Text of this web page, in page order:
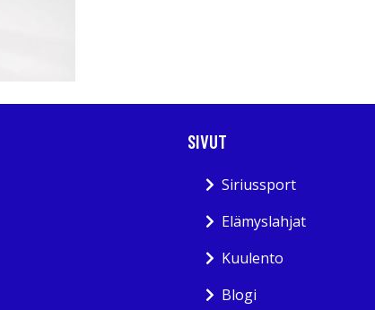
SIVUT
Siriussport
Elämyslahjat
Kuulento
Blogi